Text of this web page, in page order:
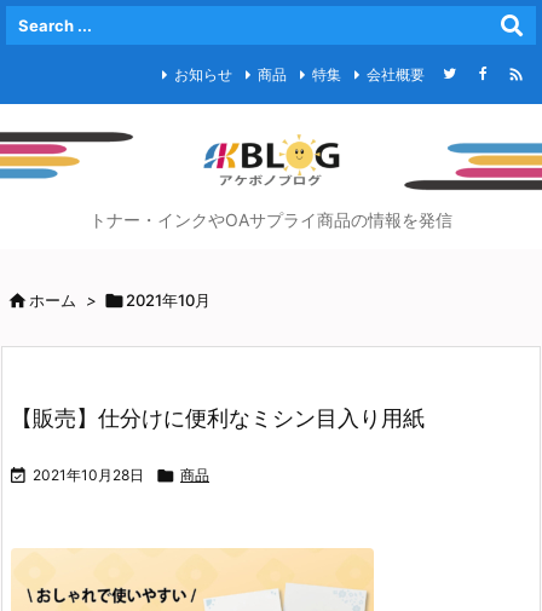
お知らせ 商品 特集 会社概要 
トナー・インクやOAサプライ商品の情報を発信
ホーム > 2021年10月
【販売】仕分けに便利なミシン目入り用紙
 2021年10月28日  商品